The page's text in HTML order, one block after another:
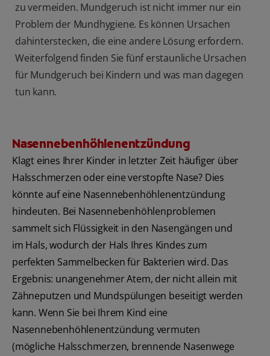
zu vermeiden. Mundgeruch ist nicht immer nur ein
Problem der Mundhygiene. Es können Ursachen
dahinterstecken, die eine andere Lösung erfordern.
Weiterfolgend finden Sie fünf erstaunliche Ursachen
für Mundgeruch bei Kindern und was man dagegen
tun kann.
Nasennebenhöhlenentzündung
Klagt eines Ihrer Kinder in letzter Zeit häufiger über
Halsschmerzen oder eine verstopfte Nase? Dies
könnte auf eine Nasennebenhöhlenentzündung
hindeuten. Bei Nasennebenhöhlenproblemen
sammelt sich Flüssigkeit in den Nasengängen und
im Hals, wodurch der Hals Ihres Kindes zum
perfekten Sammelbecken für Bakterien wird. Das
Ergebnis: unangenehmer Atem, der nicht allein mit
Zähneputzen und Mundspülungen beseitigt werden
kann. Wenn Sie bei Ihrem Kind eine
Nasennebenhöhlenentzündung vermuten
(mögliche Halsschmerzen, brennende Nasenwege